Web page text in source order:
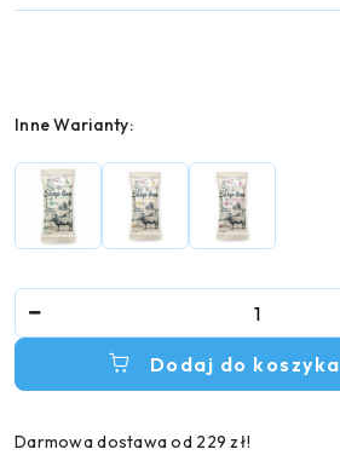
Wariant
Inne Warianty:
Dodaj do koszyka
Darmowa dostawa od 229 zł!